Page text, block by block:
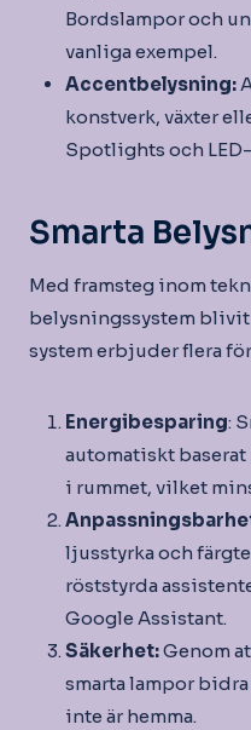
Bordslampor och
vanliga exempel.
Accentbelysning:
konstverk, växter
Spotlights och
Smarta
Med framsteg inom
belysningssystem blivit
system erbjuder flera
Energibesparing:
automatiskt baserat
i rummet, vilket
ljusstyrka och
röststyrda
Google Assistant.
Säkerhet:Genom
smarta lampor
inte är hemma.